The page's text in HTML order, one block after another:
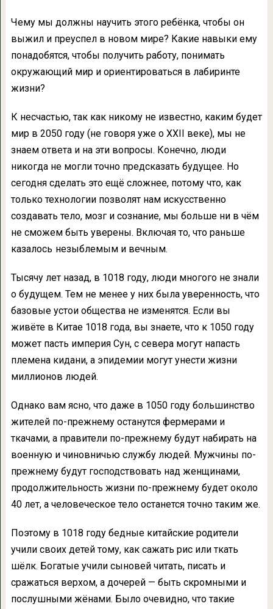
Чему мы должны научить этого ребёнка, чтобы он
выжил и преуспел в новом мире? Какие навыки ему
понадобятся, чтобы получить работу, понимать
окружающий мир и ориентироваться в лабиринте
жизни?
К несчастью, так как никому не известно, каким будет
мир в 2050 году (не говоря уже о XXII веке), мы не
знаем ответа и на эти вопросы. Конечно, люди
никогда не могли точно предсказать будущее. Но
сегодня сделать это ещё сложнее, потому что, как
только технологии позволят нам искусственно
создавать тело, мозг и сознание, мы больше ни в чём
не сможем быть уверены. Включая то, что раньше
казалось незыблемым и вечным.
Тысячу лет назад, в 1018 году, люди многого не знали
о будущем. Тем не менее у них была уверенность, что
базовые устои общества не изменятся. Если вы
живёте в Китае 1018 года, вы знаете, что к 1050 году
может пасть империя Сун, с севера могут напасть
племена кидани, а эпидемии могут унести жизни
миллионов людей.
Однако вам ясно, что даже в 1050 году большинство
жителей по-прежнему останутся фермерами и
ткачами, а правители по-прежнему будут набирать на
военную и чиновничью службу людей. Мужчины по-
прежнему будут господствовать над женщинами,
продолжительность жизни по-прежнему будет около
40 лет, а человеческое тело останется точно таким же.
Поэтому в 1018 году бедные китайские родители
учили своих детей тому, как сажать рис или ткать
шёлк. Богатые учили сыновей читать, писать и
сражаться верхом, а дочерей — быть скромными и
послушными жёнами. Было очевидно, что такие